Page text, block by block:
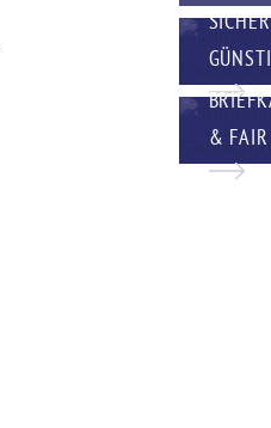
& FAIR